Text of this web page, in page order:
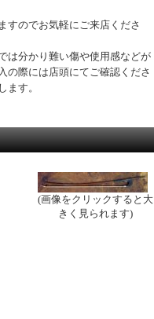
すのでお気軽にご来店くださ
は分かり難い傷や使用感などが
の際には店頭にてご確認くださ
ます。
(画像をクリックすると大
きく見られます)